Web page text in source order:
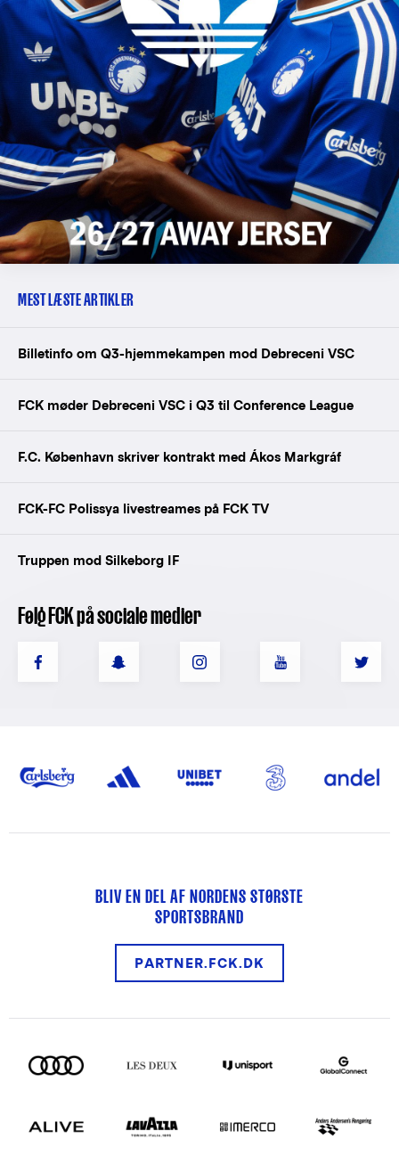
MEST LÆSTE ARTIKLER
Billetinfo om Q3-hjemmekampen mod Debreceni VSC
FCK møder Debreceni VSC i Q3 til Conference League
F.C. København skriver kontrakt med Ákos Markgráf
FCK-FC Polissya livestreames på FCK TV
Truppen mod Silkeborg IF
Følg FCK på sociale medier
BLIV EN DEL AF NORDENS STØRSTE
SPORTSBRAND
PARTNER.FCK.DK